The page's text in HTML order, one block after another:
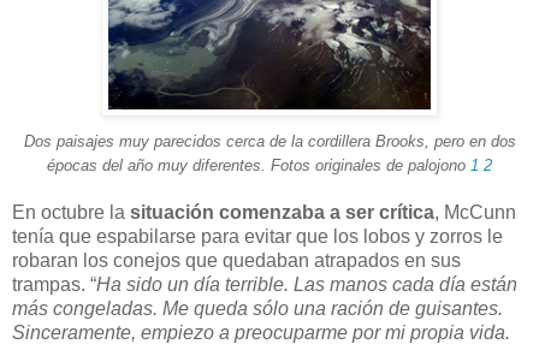
Dos paisajes muy parecidos cerca de la cordillera Brooks, pero en dos
épocas del año muy diferentes. Fotos originales de palojono 1 2
En octubre la situación comenzaba a ser crítica, McCunn
tenía que espabilarse para evitar que los lobos y zorros le
robaran los conejos que quedaban atrapados en sus
trampas. “Ha sido un día terrible. Las manos cada día están
más congeladas. Me queda sólo una ración de guisantes.
Sinceramente, empiezo a preocuparme por mi propia vida.